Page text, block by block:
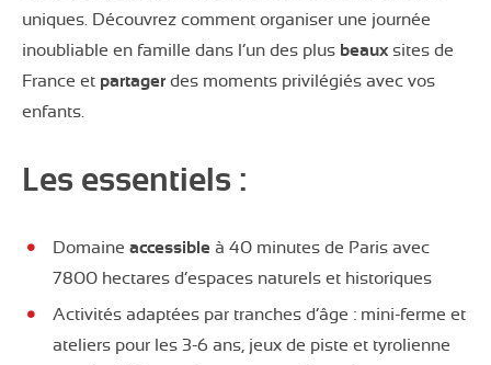
uniques. Découvrez comment organiser une journée
inoubliable en famille dans l’un des plus beaux sites de
France et partagerdes moments privilégiés avec vos
enfants.
Les essentiels :
Domaine accessible à 40 minutes de Paris avec
7800 hectares d’espaces naturels et historiques
Activités adaptées par tranches d’âge : mini-ferme et
ateliers pour les 3-6 ans, jeux de piste et tyrolienne